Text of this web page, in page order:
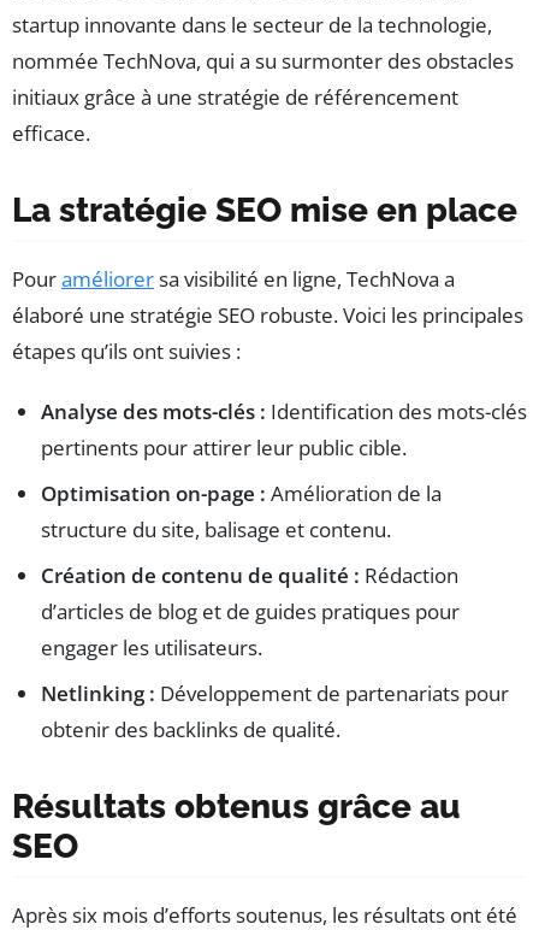
startup innovante dans le secteur de la technologie,
nommée TechNova, qui a su surmonter des obstacles
initiaux grâce à une stratégie de référencement
efficace.
La stratégie SEO mise en place
Pouraméliorersa visibilité en ligne, TechNova a
élaboré une stratégie SEO robuste. Voici les principales
étapes qu’ils ont suivies :
Analyse des mots-clés : Identification des mots-clés
pertinents pour attirer leur public cible.
Optimisation on-page : Amélioration de la
structure du site, balisage et contenu.
Création de contenu de qualité : Rédaction
d’articles de blog et de guides pratiques pour
engager les utilisateurs.
Netlinking : Développement de partenariats pour
obtenir des backlinks de qualité.
Résultats obtenus grâce au
SEO
Après six mois d’efforts soutenus, les résultats ont été